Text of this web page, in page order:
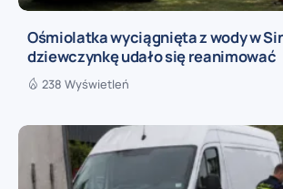
Ośmiolatka wyciągnięta z wody w
dziewczynkę udało się reanimować
238 Wyświetleń